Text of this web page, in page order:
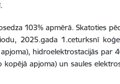
103% apmērā. Skatoties
2025.gada 1.ceturksnī
hidroelektrostacijās par
apjoma) un saules